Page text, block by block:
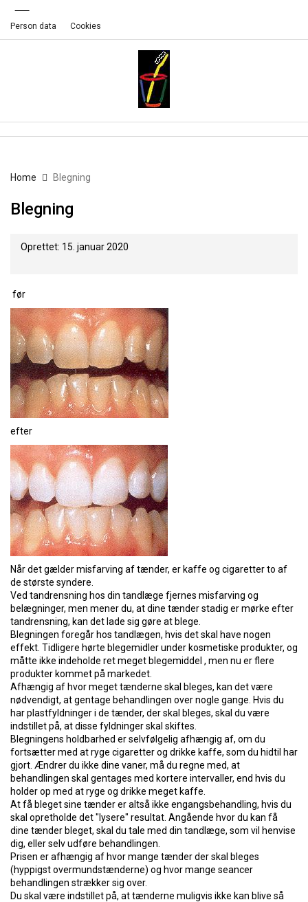
Person data Cookies
Home Blegning
Blegning
Oprettet: 15. januar 2020
før
efter
Når det gælder misfarving af tænder, er kaffe og cigaretter to af
de største syndere.
Ved tandrensning hos din tandlæge fjernes misfarving og
belægninger, men mener du, at dine tænder stadig er mørke efter
tandrensning, kan det lade sig gøre at blege.
Blegningen foregår hos tandlægen, hvis det skal have nogen
effekt. Tidligere hørte blegemidler under kosmetiske produkter, og
måtte ikke indeholde ret meget blegemiddel , men nu er flere
produkter kommet på markedet.
Afhængig af hvor meget tænderne skal bleges, kan det være
nødvendigt, at gentage behandlingen over nogle gange. Hvis du
har plastfyldninger i de tænder, der skal bleges, skal du være
indstillet på, at disse fyldninger skal skiftes.
Blegningens holdbarhed er selvfølgelig afhængig af, om du
fortsætter med at ryge cigaretter og drikke kaffe, som du hidtil har
gjort. Ændrer du ikke dine vaner, må du regne med, at
behandlingen skal gentages med kortere intervaller, end hvis du
holder op med at ryge og drikke meget kaffe.
At få bleget sine tænder er altså ikke engangsbehandling, hvis du
skal opretholde det "lysere" resultat. Angående hvor du kan få
dine tænder bleget, skal du tale med din tandlæge, som vil henvise
dig, eller selv udføre behandlingen.
Prisen er afhængig af hvor mange tænder der skal bleges
(hyppigst overmundstænderne) og hvor mange seancer
behandlingen strækker sig over.
Du skal være indstillet på, at tænderne muligvis ikke kan blive så